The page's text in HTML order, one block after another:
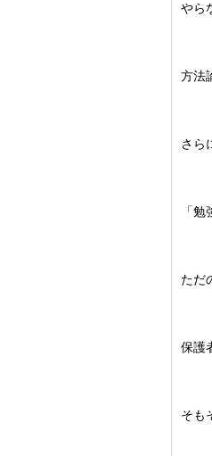
やら
方法
さら
「
ただ
保護
そも